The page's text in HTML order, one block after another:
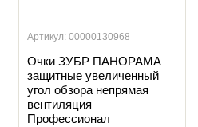
Артикул: 00000130968
Очки ЗУБР ПАНОРАМА
защитные увеличенный
угол обзора непрямая
вентиляция
Профессионал